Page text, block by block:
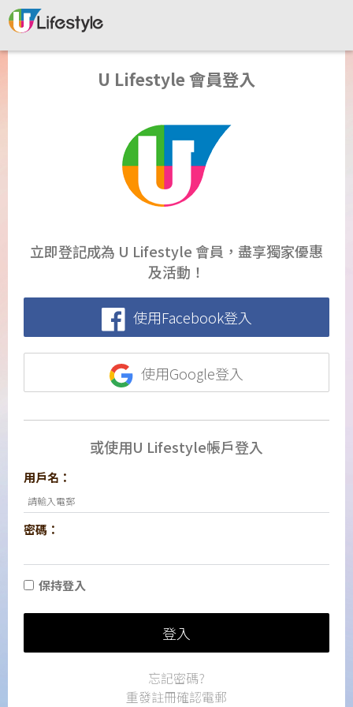
U Lifestyle 會員登入
立即登記成為 U Lifestyle 會員，盡享獨家優惠
及活動！
使用Facebook登入
使用Google登入
或使用U Lifestyle帳戶登入
用戶名：
密碼：
保持登入
登入
忘記密碼?
重發註冊確認電郵